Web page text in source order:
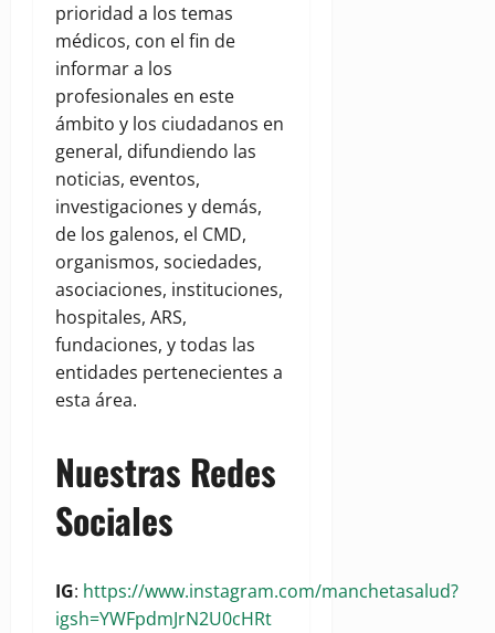
prioridad a los temas
médicos, con el fin de
informar a los
profesionales en este
ámbito y los ciudadanos en
general, difundiendo las
noticias, eventos,
investigaciones y demás,
de los galenos, el CMD,
organismos, sociedades,
asociaciones, instituciones,
hospitales, ARS,
fundaciones, y todas las
entidades pertenecientes a
esta área.
Nuestras Redes
Sociales
IG: https://www.instagram.com/manchetasalud?
igsh=YWFpdmJrN2U0cHRt